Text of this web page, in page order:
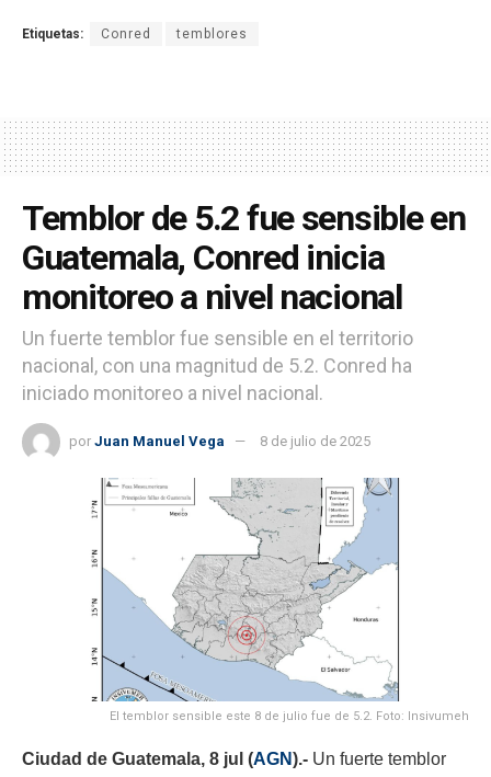
Etiquetas: Conred temblores
Temblor de 5.2 fue sensible en
Guatemala, Conred inicia
monitoreo a nivel nacional
Un fuerte temblor fue sensible en el territorio
nacional, con una magnitud de 5.2. Conred ha
iniciado monitoreo a nivel nacional.
por Juan Manuel Vega 8 de julio de 2025
El temblor sensible este 8 de julio fue de 5.2. Foto: Insivumeh
Ciudad de Guatemala, 8 jul (AGN).- Un fuerte temblor